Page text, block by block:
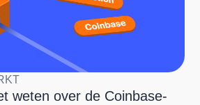
weten over de Coinbase-